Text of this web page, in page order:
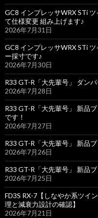
GC8 インプレッサWRX STi
て仕様変更 組み上げます♪
2026年7月31日
GC8 インプレッサWRX STi
ー採寸です♪
2026年7月30日
R33 GT-R「大先輩号」 ダン
2026年7月28日
R33 GT-R「大先輩号」 新品
です！
2026年7月27日
R33 GT-R「大先輩号」 新品
2026年7月26日
R33 GT-R「大先輩号」 新品
2026年7月25日
FD3S RX-7【しなやか系ツイ
理と減衰力設計の確認】
2026年7月21日